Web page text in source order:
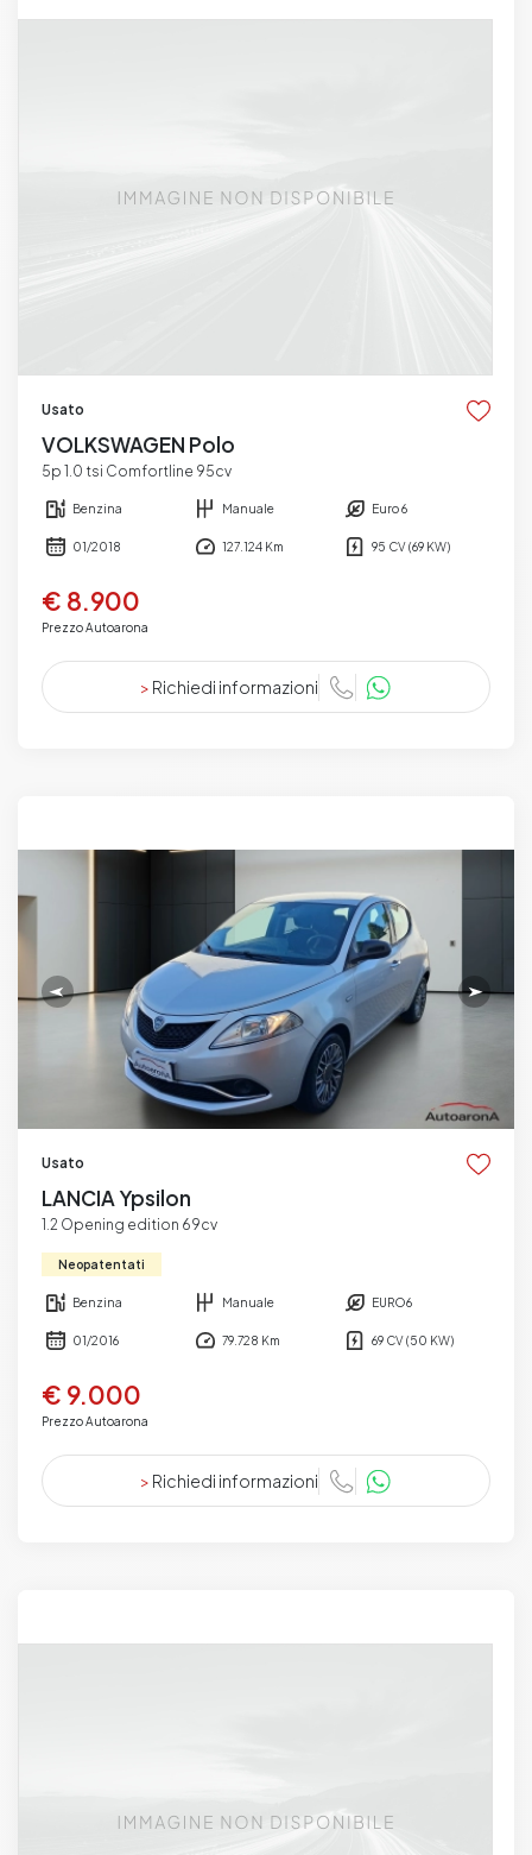
Usato
VOLKSWAGEN Polo
5p 1.0 tsi Comfortline 95cv
Benzina Manuale Euro 6
01/2018 127.124 Km 95 CV (69 KW)
€ 8.900
Prezzo Autoarona
> Richiedi informazioni
Usato
LANCIA Ypsilon
1.2 Opening edition 69cv
Neopatentati
Benzina Manuale EURO6
01/2016 79.728 Km 69 CV (50 KW)
€ 9.000
Prezzo Autoarona
> Richiedi informazioni